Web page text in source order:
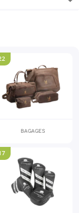
BAGAGES